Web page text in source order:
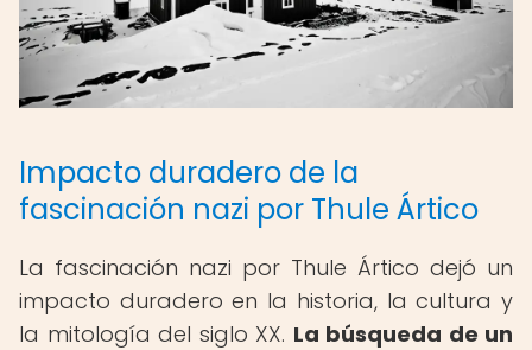
Impacto duradero de la
fascinación nazi por Thule Ártico
La fascinación nazi por Thule Ártico dejó un
impacto duradero en la historia, la cultura y
la mitología del siglo XX. La búsqueda de un